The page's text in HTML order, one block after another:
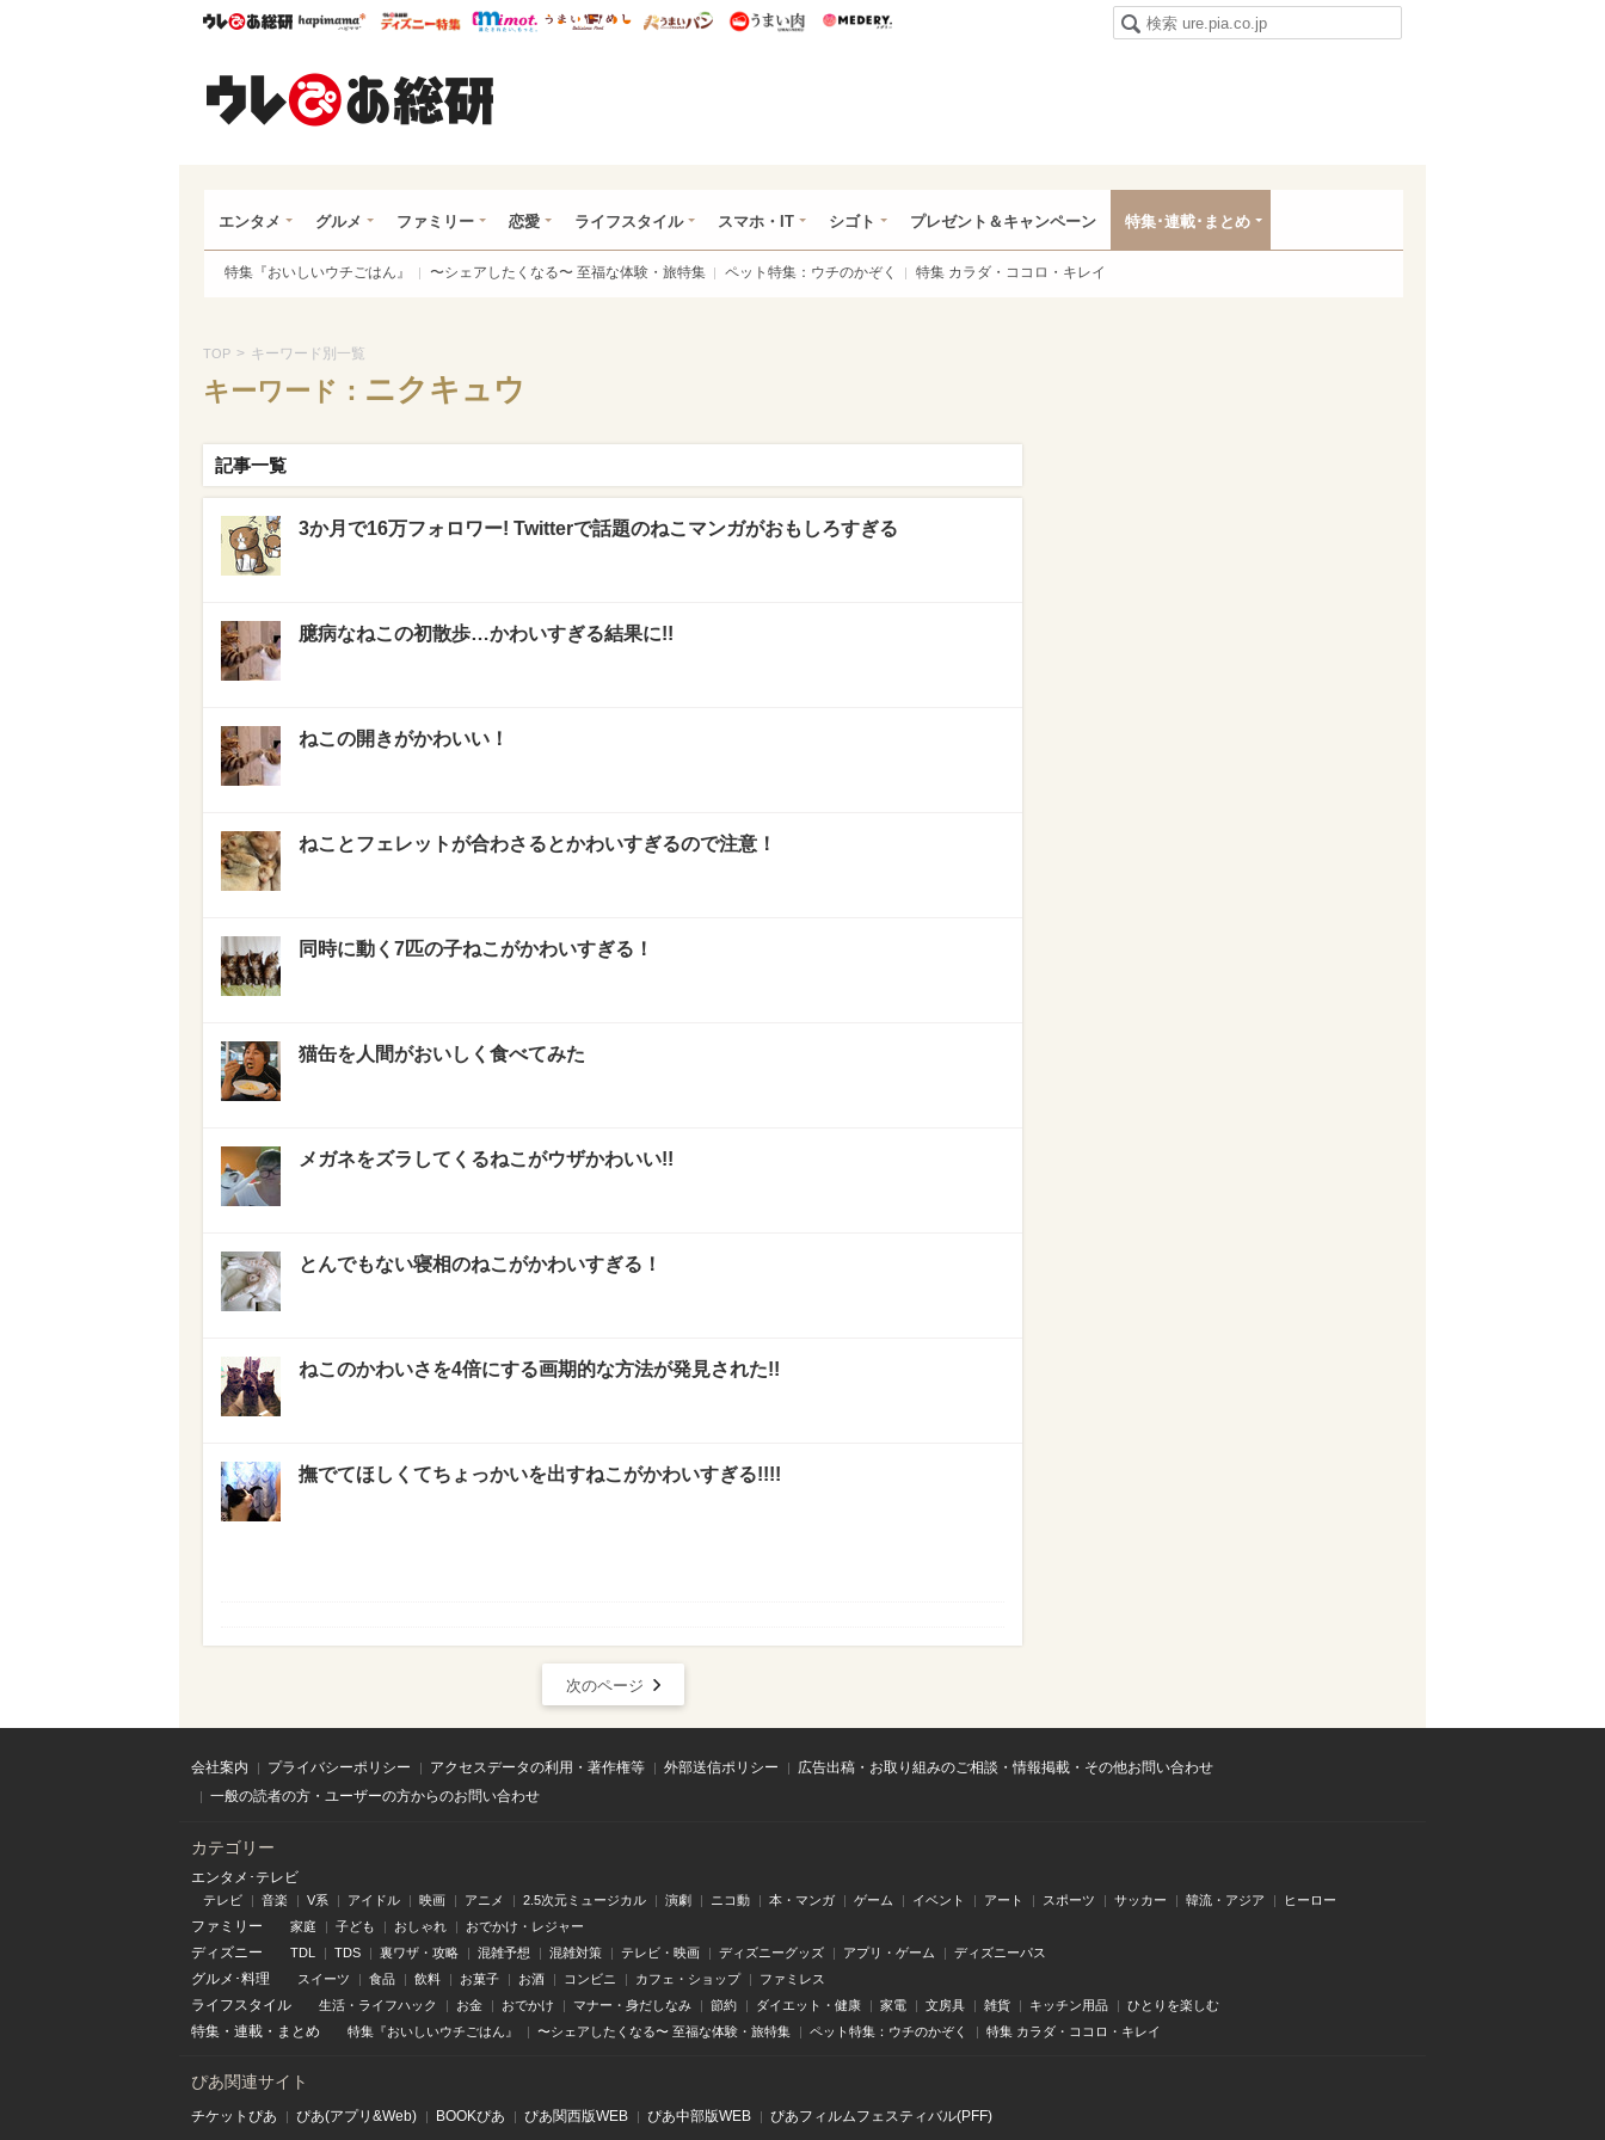
ウレぴあ総研ハピママ* ウレぴあ総研 ディズニー特集
mimot. うまいめし うまいパン うまい肉
エンタメ グルメ ファミリー 恋愛 ライフスタイル スマホ・IT シゴト プレゼント＆キャンペーン 特集･連載･まとめ
特集『おいしいウチごはん』 〜シェアしたくなる〜 至福な体験・旅特集 ペット特集：ウチのかぞく 特集 カラダ・ココロ・キレイ
TOP > キーワード別一覧
キーワード： ニクキュウ
記事一覧
3か月で16万フォロワー! Twitterで話題のねこマンガがおもしろすぎる
臆病なねこの初散歩…かわいすぎる結果に!!
ねこの開きがかわいい！
ねことフェレットが合わさるとかわいすぎるので注意！
同時に動く7匹の子ねこがかわいすぎる！
猫缶を人間がおいしく食べてみた
メガネをズラしてくるねこがウザかわいい!!
とんでもない寝相のねこがかわいすぎる！
ねこのかわいさを4倍にする画期的な方法が発見された!!
撫でてほしくてちょっかいを出すねこがかわいすぎる!!!!
次のページ
会社案内 プライバシーポリシー アクセスデータの利用・著作権等 外部送信ポリシー
広告出稿・お取り組みのご相談・情報掲載・その他お問い合わせ
一般の読者の方・ユーザーの方からのお問い合わせ
カテゴリー
エンタメ･テレビ
テレビ 音楽 V系 アイドル 映画 アニメ 2.5次元ミュージカル 演劇 ニコ動 本・マンガ ゲーム イベント アート スポーツ サッカー 韓流・アジア ヒーロー
ファミリー 家庭 子ども おしゃれ おでかけ・レジャー
ディズニー TDL TDS 裏ワザ・攻略 混雑予想 混雑対策 テレビ・映画 ディズニーグッズ アプリ・ゲーム ディズニーパス
グルメ･料理 スイーツ 食品 飲料 お菓子 お酒 コンビニ カフェ・ショップ ファミレス
ライフスタイル 生活・ライフハック お金 おでかけ マナー・身だしなみ 節約 ダイエット・健康 家電 文房具 雑貨 キッチン用品 ひとりを楽しむ
特集 ・ 連載 ・ まとめ 特集『おいしいウチごはん』 〜シェアしたくなる〜 至福な体験・旅特集 ペット特集：ウチのかぞく 特集 カラダ・ココロ・キレイ
ぴあ関連サイト
チケットぴあ ぴあ(アプリ&Web) BOOKぴあ ぴあ関⻄版WEB ぴあ中部版WEB ぴあフィルムフェスティバル(PFF)